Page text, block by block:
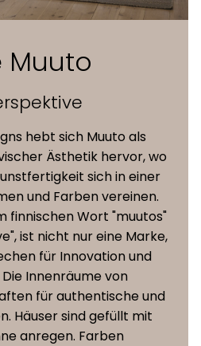
Farbabweichungen
mit bis zu 25%
oder Premium-Leder
recycelter Kunststoff
mit bis zu 25%
durch das natürliche
der Schale können
Farbabweichungen
Vorderseite mit festem
aus Textil, Kunstleder oder
Leder
Muuto
hebt sich Muuto als
Ästhetik hervor, wo
sich in einer
und Farben vereinen.
finnischen Wort "muutos"
ist nicht nur eine Marke,
für Innovation und
Innenräume von
für authentische und
Häuser sind gefüllt mit
anregen. Farben